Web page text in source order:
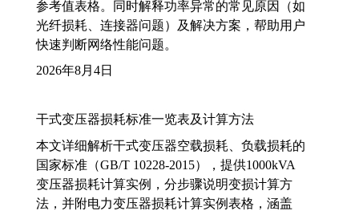
参考值表格。同时解释功率异常的常见原因（如
光纤损耗、连接器问题）及解决方案，帮助用户
快速判断网络性能问题。
2026年8月4日
干式变压器损耗标准一览表及计算方法
本文详细解析干式变压器空载损耗、负载损耗的
国家标准（GB/T 10228-2015），提供1000kVA
变压器损耗计算实例，分步骤说明变损计算方
法，并附电力变压器损耗计算实例表格，涵盖